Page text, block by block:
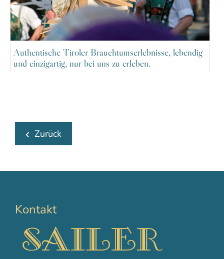
Authentische Tiroler Brauchtumserlebnisse, lebendig
und einzigartig, nur bei uns zu erleben.
Zurück
Kontakt